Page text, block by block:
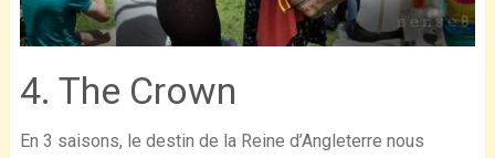
4. The Crown
En 3 saisons, le destin de la Reine d’Angleterre nous